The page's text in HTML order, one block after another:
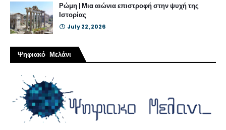
Ρώμη | Μια αιώνια επιστροφή στην ψυχή της
Ιστορίας
July 22, 2026
Ψηφιακό Μελάνι